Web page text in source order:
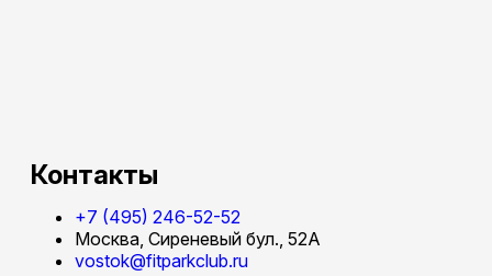
Контакты
+7 (495) 246-52-52
Москва, Сиреневый бул., 52А
vostok@fitparkclub.ru